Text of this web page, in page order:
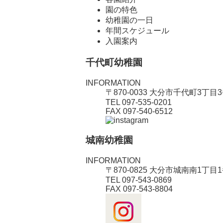
園の特色
幼稚園の一日
年間スケジュール
入園案内
千代町幼稚園
INFORMATION
〒870-0033 大分市千代町3丁目
TEL 097-535-0201
FAX 097-540-6512
城南幼稚園
INFORMATION
〒870-0825 大分市城南南1丁目
TEL 097-543-0869
FAX 097-543-8804